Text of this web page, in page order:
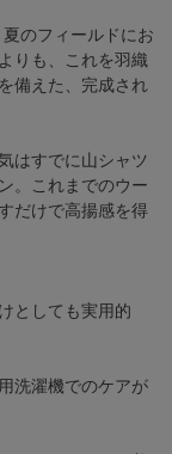
のフィールドにお
りも、これを羽織
備えた、完成され
はすでに山シャツ
。これまでのウー
だけで高揚感を得
としても実用的
洗濯機でのケアが